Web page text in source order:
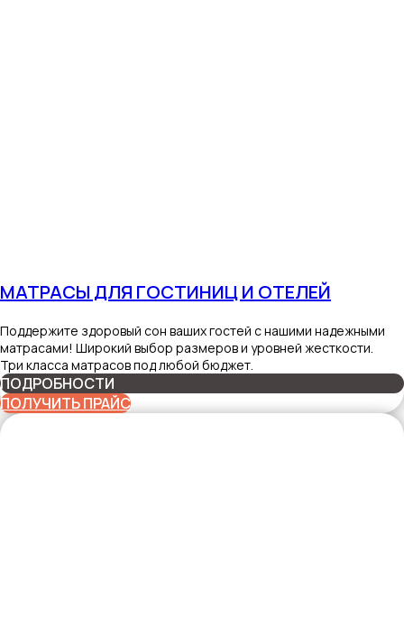
МАТРАСЫ ДЛЯ ГОСТИНИЦ И ОТЕЛЕЙ
Поддержите здоровый сон ваших гостей с нашими надежными
матрасами! Широкий выбор размеров и уровней жесткости.
Три класса матрасов под любой бюджет.
ПОДРОБНОСТИ
ПОЛУЧИТЬ ПРАЙС